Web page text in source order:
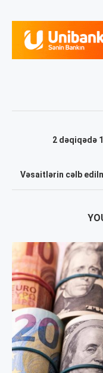
2 dəqiqədə
Vəsaitlərin cəlb